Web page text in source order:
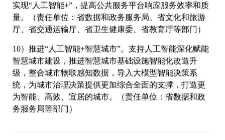
实现“人工智能+”，提高公共服务平台响应服务效率和质
量。（责任单位：省数据和政务服务局、省文化和旅游
厅、省交通运输厅、省卫生健康委、省教育厅等部门）
10）推进“人工智能+智慧城市”。支持人工智能深化赋能
智慧城市建设，推进智慧城市基础设施智能化改造升
级，整合城市物联感知数据，导入大模型智能决策系
统，为城市治理决策提供更加综合全面的支撑，打造更
为智能、高效、宜居的城市。（责任单位：省数据和政
务服务局等部门）